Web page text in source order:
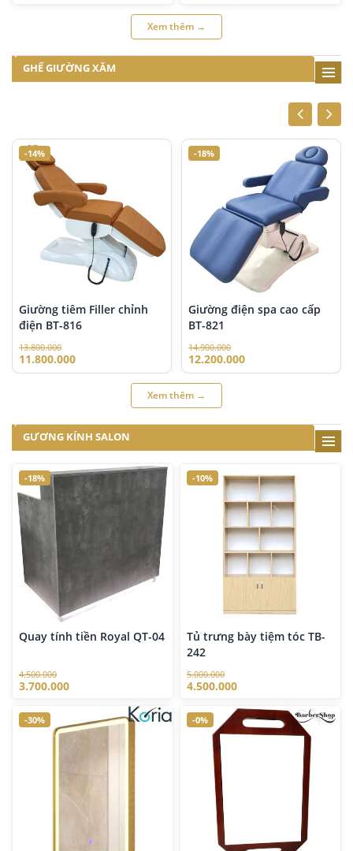
Xem thêm →
GHẾ GIƯỜNG XĂM
-14%
Giường tiêm Filler chỉnh
điện BT-816
13.800.000
11.800.000
-18%
Giường điện spa cao cấp
BT-821
14.900.000
12.200.000
Xem thêm →
GƯƠNG KÍNH SALON
-18%
Quay tính tiền Royal QT-04
4.500.000
3.700.000
-10%
Tủ trưng bày tiệm tóc TB-
242
5.000.000
4.500.000
-30% -0%